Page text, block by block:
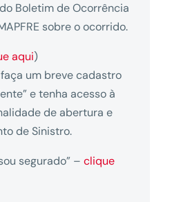
Boletim de Ocorrência
sobre o ocorrido.
aqui)
um breve cadastro
e tenha acesso à
de abertura e
de Sinistro.
segurado” – clique